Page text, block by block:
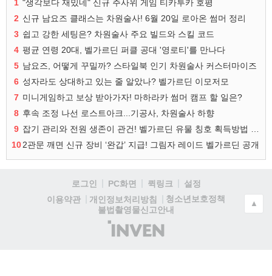
1 "생각보다 재밌네" 신규 주사위 게임 티카투카 호평
2 신규 남요즈 클래스는 차원술사! 6월 20일 로아온 썸머 정리
3 쉽고 강한 세팅은? 차원술사 주요 빌드와 스킬 코드
4 평균 연령 20대, 벨가르딘 퍼클 공대 '영로티'를 만나다
5 남요즈, 어떻게 꾸밀까? 스타일북 인기 차원술사 커스터마이즈
6 성자라도 상대하고 있는 줄 알았나? 벨가르딘 이모저모
7 미니게임하고 보상 받아가자! 마하라카 썸머 캠프 할 일은?
8 후속 조정 나선 로스트아크...기공사, 차원술사 하향
9
102관문 깨면 신규 장비 ‘완갑’ 지급! 그림자 레이드 벨가르딘 공개
로그인 PC화면 퀵링크
설정
이용약관
개인정보처리방침
청소년보호정책
불법촬영물신고안내
(주)
인
▲